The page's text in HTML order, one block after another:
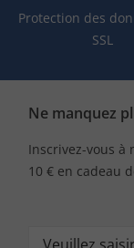
Protection des
SSL
Ne manquez
Inscrivez-vous à
10 € en cadeau